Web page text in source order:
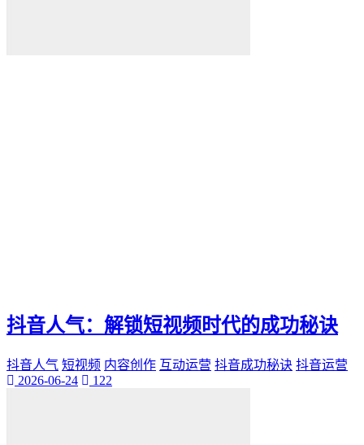
抖音人气：解锁短视频时代的成功秘诀
抖音人气 短视频 内容创作 互动运营 抖音成功秘诀 抖音运营
2026-06-24
122